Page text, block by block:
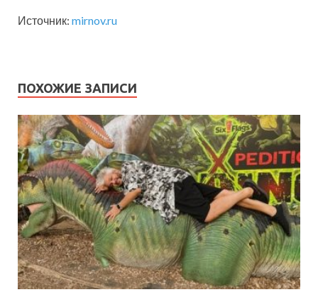
Источник: mirnov.ru
ПОХОЖИЕ ЗАПИСИ